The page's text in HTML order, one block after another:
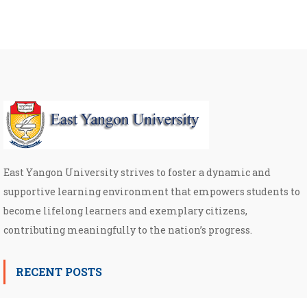
East Yangon University strives to foster a dynamic and
supportive learning environment that empowers students to
become lifelong learners and exemplary citizens,
contributing meaningfully to the nation’s progress.
RECENT POSTS